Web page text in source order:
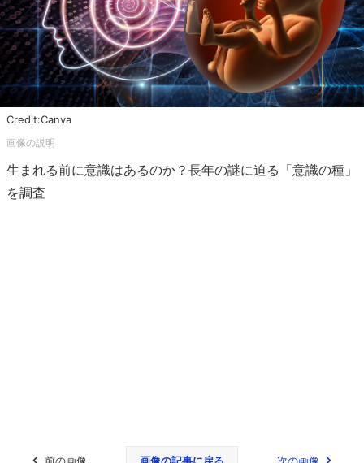
Credit:Canva
生まれる前に意識はあるのか？長年の謎に迫る「意識の種」
を調査